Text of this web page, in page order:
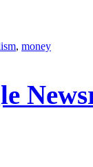
, money